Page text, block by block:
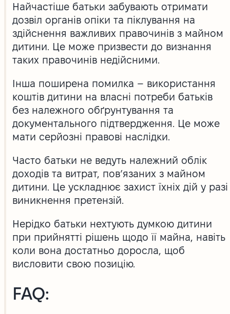
Найчастіше батьки забувають отримати
дозвіл органів опіки та піклування на
здійснення важливих правочинів з майном
дитини. Це може призвести до визнання
таких правочинів недійсними.
Інша поширена помилка – використання
коштів дитини на власні потреби батьків
без належного обґрунтування та
документального підтвердження. Це може
мати серйозні правові наслідки.
Часто батьки не ведуть належний облік
доходів та витрат, пов’язаних з майном
дитини. Це ускладнює захист їхніх дій у разі
виникнення претензій.
Нерідко батьки нехтують думкою дитини
при прийнятті рішень щодо її майна, навіть
коли вона достатньо доросла, щоб
висловити свою позицію.
FAQ: